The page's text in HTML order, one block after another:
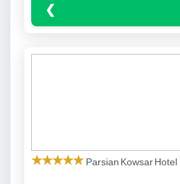
Parsian Kowsar Hotel
★
★
★
★
★